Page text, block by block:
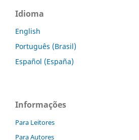
Idioma
English
Português (Brasil)
Español (España)
Informações
Para Leitores
Para Autores